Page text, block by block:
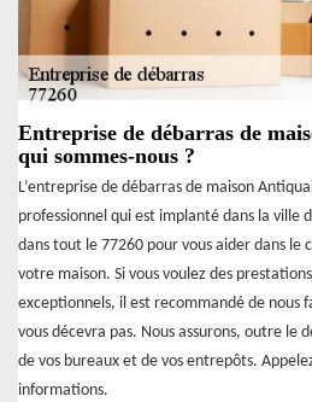
Entreprise de débarras de
qui sommes-nous ?
L’entreprise de débarras de maison
professionnel qui est implanté dans la ville
dans tout le 77260 pour vous aider dans le
votre maison. Si vous voulez des
exceptionnels, il est recommandé de nous
vous décevra pas. Nous assurons, outre le
de vos bureaux et de vos entrepôts.
informations.